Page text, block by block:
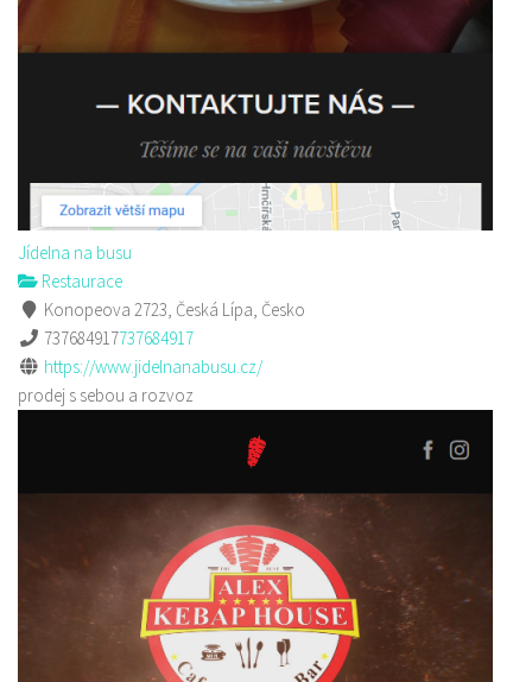
Jídelna na busu
Restaurace
Konopeova 2723, Česká Lípa, Česko
737684917737684917
https://www.jidelnanabusu.cz/
prodej s sebou a rozvoz